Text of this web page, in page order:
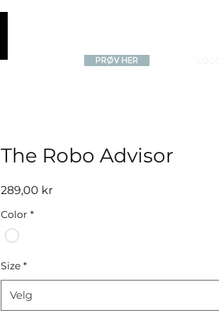
PRØV HER
The Robo Advisor
289,00 krPris
Color *
Size *
Velg